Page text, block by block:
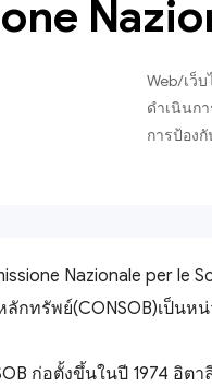
Web/เว็บ
ดำเนินก
การป้องกั
Nazionale per le
ลักทรัพย์(CONSOB)เป็น
ก่อตั้งขึ้นในปี 1974 อิต